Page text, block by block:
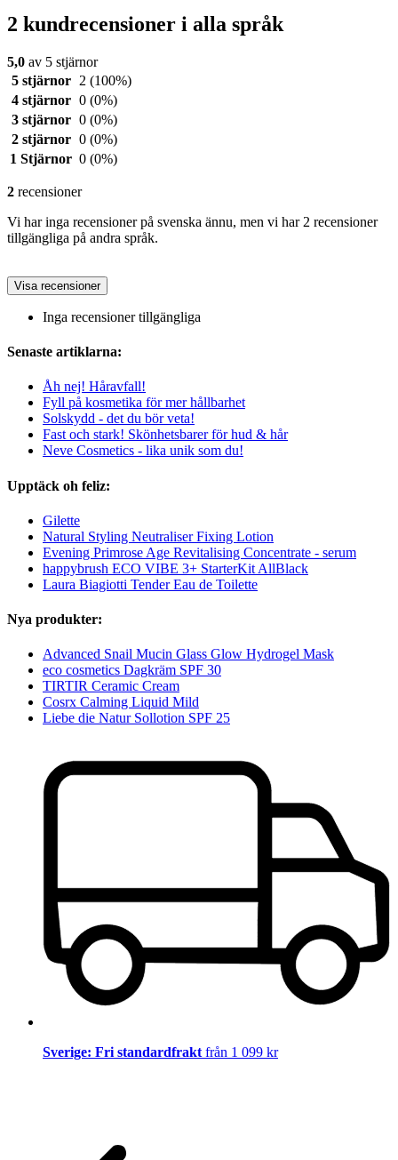
2 kundrecensioner i alla språk
5,0 av 5 stjärnor
5 stjärnor
2 (100%)
4 stjärnor 0 (0%)
3 stjärnor 0 (0%)
2 stjärnor 0 (0%)
1 Stjärnor 0 (0%)
2 recensioner
Vi har inga recensioner på svenska ännu, men vi har 2 recensioner
tillgängliga på andra språk.
Visa recensioner
Inga recensioner tillgängliga
Senaste artiklarna:
Åh nej! Håravfall!
Fyll på kosmetika för mer hållbarhet
Solskydd - det du bör veta!
Fast och stark! Skönhetsbarer för hud & hår
Neve Cosmetics - lika unik som du!
Upptäck oh feliz:
Gilette
Natural Styling Neutraliser Fixing Lotion
Evening Primrose Age Revitalising Concentrate - serum
happybrush ECO VIBE 3+ StarterKit AllBlack
Laura Biagiotti Tender Eau de Toilette
Nya produkter:
Advanced Snail Mucin Glass Glow Hydrogel Mask
eco cosmetics Dagkräm SPF 30
TIRTIR Ceramic Cream
Cosrx Calming Liquid Mild
Liebe die Natur Sollotion SPF 25
Sverige: Fri standardfrakt från 1 099 kr